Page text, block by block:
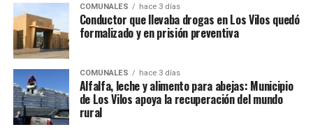
COMUNALES hace 3 días
Conductor que llevaba drogas en Los Vilos quedó
formalizado y en prisión preventiva
COMUNALES hace 3 días
Alfalfa, leche y alimento para abejas: Municipio
de Los Vilos apoya la recuperación del mundo
rural